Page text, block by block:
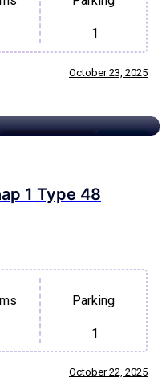
1
October 23, 2025
Yafindo Residence Available
1 Type 48
Parking
1
October 22, 2025